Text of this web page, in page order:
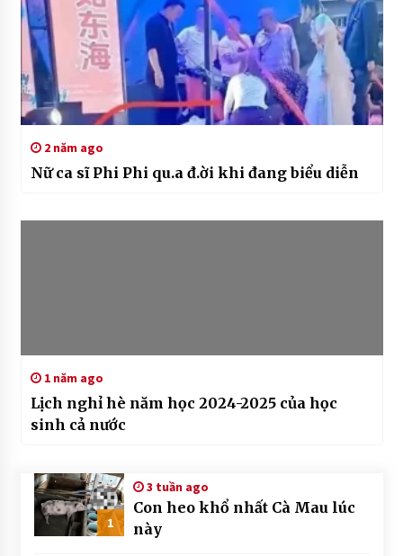
2 năm ago
Nữ ca sĩ Phi Phi qu.a đ.ời khi đang biểu diễn
1 năm ago
Lịch nghỉ hè năm học 2024-2025 của học
sinh cả nước
1
3 tuần ago
Con heo khổ nhất Cà Mau lúc
này